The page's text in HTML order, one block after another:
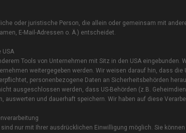
oder juristische Person, die allein oder gemeinsam mit
E-Mail-Adressen o. Ä.) entscheidet.
USA
Tools von Unternehmen mit Sitz in den USA eingebunden.
weitergegeben werden. Wir weisen darauf hin, dass
personenbezogene Daten an Sicherheitsbehörden
ausgeschlossen werden, dass US-Behörden (z.B.
auswerten und dauerhaft speichern. Wir haben auf diese
nur mit Ihrer ausdrücklichen Einwilligung möglich. Sie